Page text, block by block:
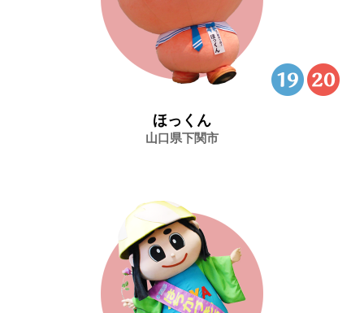
ほっくん
山口県下関市